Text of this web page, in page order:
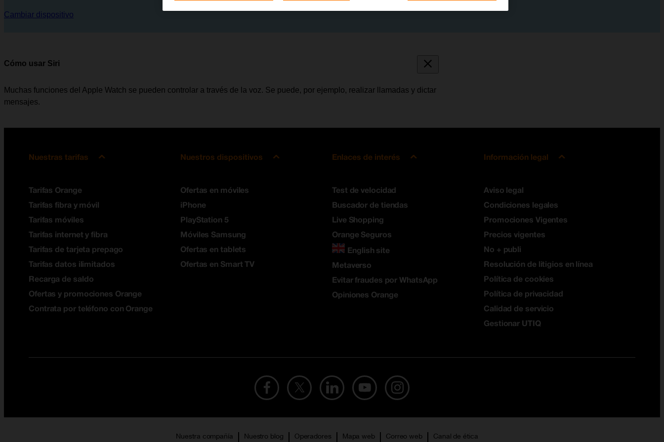
Cambiar dispositivo
Cómo usar Siri
Muchas funciones del Apple Watch se pueden controlar a través de la voz. Se puede, por ejemplo, realizar llamadas y dictar
mensajes.
Nuestras tarifas
Tarifas Orange
Tarifas fibra y móvil
Tarifas móviles
Tarifas internet y fibra
Tarifas de tarjeta prepago
Tarifas datos ilimitados
Recarga de saldo
Ofertas y promociones Orange
Contrata por teléfono con Orange
Nuestros dispositivos
Ofertas en móviles
iPhone
PlayStation 5
Móviles Samsung
Ofertas en tablets
Ofertas en Smart TV
Enlaces de interés
Test de velocidad
Buscador de tiendas
Live Shopping
Orange Seguros
English site
Metaverso
Evitar fraudes por WhatsApp
Opiniones Orange
Información legal
Aviso legal
Condiciones legales
Promociones Vigentes
Precios vigentes
No + publi
Resolución de litigios en línea
Política de cookies
Política de privacidad
Calidad de servicio
Gestionar UTIQ
Nuestra compañía Nuestro blog Operadores Mapa web Correo web Canal de ética